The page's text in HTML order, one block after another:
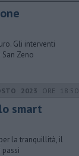
Gli interventi
Zeno
2023 ORE 18:50
smart
la tranquillità, il